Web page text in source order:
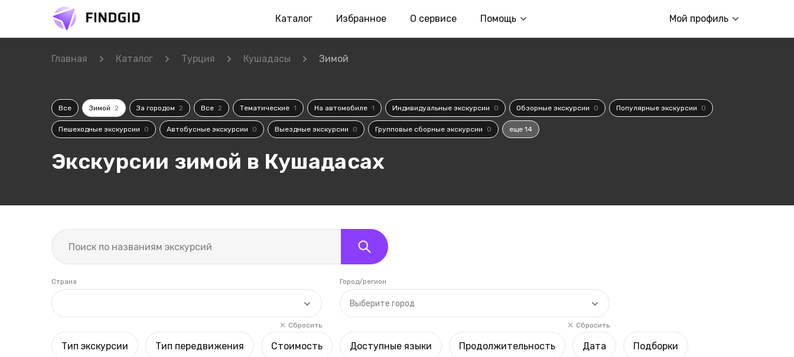
Каталог Избранное О сервисе Помощь Мой профиль
Главная Каталог Турция Кушадасы Зимой
Все Зимой 2 За городом 2 Все 2 Тематические 1 На автомобиле 1 Индивидуальные экскурсии 0 Обзорные экскурсии 0 Популярные экскурсии 0
Пешеходные экскурсии 0 Автобусные экскурсии 0 Выездные экскурсии 0 Групповые сборные экскурсии 0 еще 14
Экскурсии зимой в Кушадасах
Страна
Сбросить
Выберите город
Город/регион
Сбросить
Тип экскурсии Тип передвижения Стоимость Доступные языки Продолжительность Дата Подборки